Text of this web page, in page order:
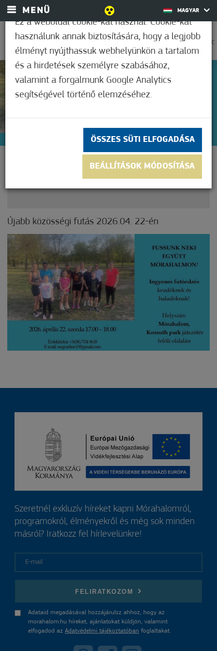
MENÜ MAGYAR
0
27,8°C
Nem értékelt
ÚJABB KÖZÖSSÉGI FUTÁS
Újabb közösségi futás 2026.04. 22-én
Ez a weboldal cookie-kat használ. Cookie-kat
használunk annak biztosítására, hogy a legjobb
élményt nyújthassuk webhelyünkön a tartalom
és a hirdetések személyre szabásához,
valamint a forgalmunk Google Analytics
segítségével történő elemzéséhez.
ÖSSZES SÜTI ELFOGADÁSA
BEÁLLÍTÁSOK MÓDOSÍTÁSA
Szeretnél exkluzív híreket kapni Mórahalomról,
programokról, élményekről és még sok minden
másról? Iratkozz fel hírlevelünkre!
FELIRATKOZOM
Adataid megadásával hozzájárulsz ahhoz, hogy az
morahalom.hu híreket, ajánlatokat küldjön, valamint
elfogadod az Adatvédelmi tájékoztatóban foglaltakat.